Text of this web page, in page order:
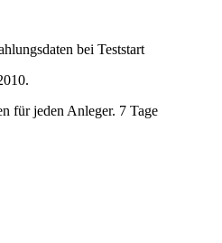
bei Teststart
für jeden Anleger. 7 Tage